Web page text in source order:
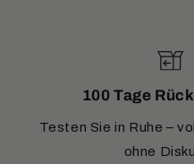
100 Tage
Testen Sie in Ruhe –
ohne